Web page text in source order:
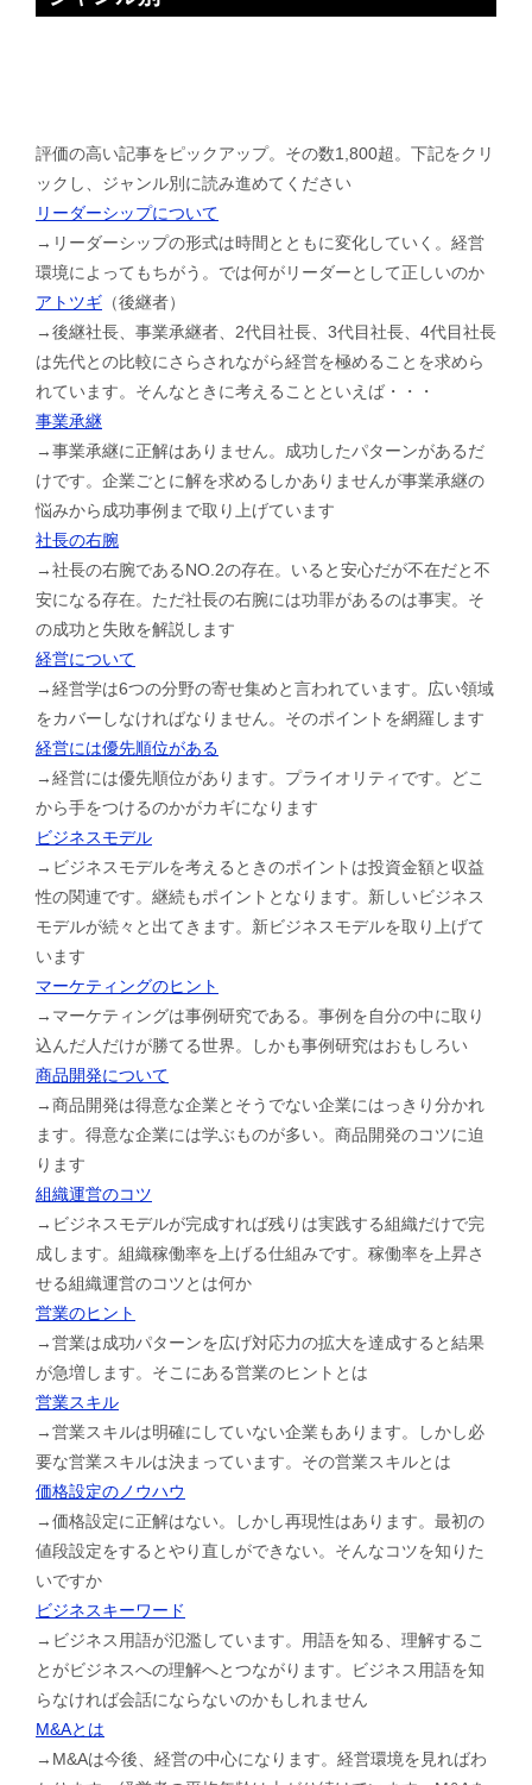
評価の高い記事をピックアップ。その数1,800超。下記をクリ
ックし、ジャンル別に読み進めてください
リーダーシップについて
→リーダーシップの形式は時間とともに変化していく。経営
環境によってもちがう。では何がリーダーとして正しいのか
アトツギ （後継者）
→後継社長、事業承継者、2代目社長、3代目社長、4代目社長
は先代との比較にさらされながら経営を極めることを求めら
れています。そんなときに考えることといえば・・・
事業承継
→事業承継に正解はありません。成功したパターンがあるだ
けです。企業ごとに解を求めるしかありませんが事業承継の
悩みから成功事例まで取り上げています
社長の右腕
→社長の右腕であるNO.2の存在。いると安心だが不在だと不
安になる存在。ただ社長の右腕には功罪があるのは事実。そ
の成功と失敗を解説します
経営について
→経営学は6つの分野の寄せ集めと言われています。広い領域
をカバーしなければなりません。そのポイントを網羅します
経営には優先順位がある
→経営には優先順位があります。プライオリティです。どこ
から手をつけるのかがカギになります
ビジネスモデル
→ビジネスモデルを考えるときのポイントは投資金額と収益
性の関連です。継続もポイントとなります。新しいビジネス
モデルが続々と出てきます。新ビジネスモデルを取り上げて
います
マーケティングのヒント
→マーケティングは事例研究である。事例を自分の中に取り
込んだ人だけが勝てる世界。しかも事例研究はおもしろい
商品開発について
→商品開発は得意な企業とそうでない企業にはっきり分かれ
ます。得意な企業には学ぶものが多い。商品開発のコツに迫
ります
組織運営のコツ
→ビジネスモデルが完成すれば残りは実践する組織だけで完
成します。組織稼働率を上げる仕組みです。稼働率を上昇さ
せる組織運営のコツとは何か
営業のヒント
→営業は成功パターンを広げ対応力の拡大を達成すると結果
が急増します。そこにある営業のヒントとは
営業スキル
→営業スキルは明確にしていない企業もあります。しかし必
要な営業スキルは決まっています。その営業スキルとは
価格設定のノウハウ
→価格設定に正解はない。しかし再現性はあります。最初の
値段設定をするとやり直しができない。そんなコツを知りた
いですか
ビジネスキーワード
→ビジネス用語が氾濫しています。用語を知る、理解するこ
とがビジネスへの理解へとつながります。ビジネス用語を知
らなければ会話にならないのかもしれません
M&Aとは
→M&Aは今後、経営の中心になります。経営環境を見ればわ